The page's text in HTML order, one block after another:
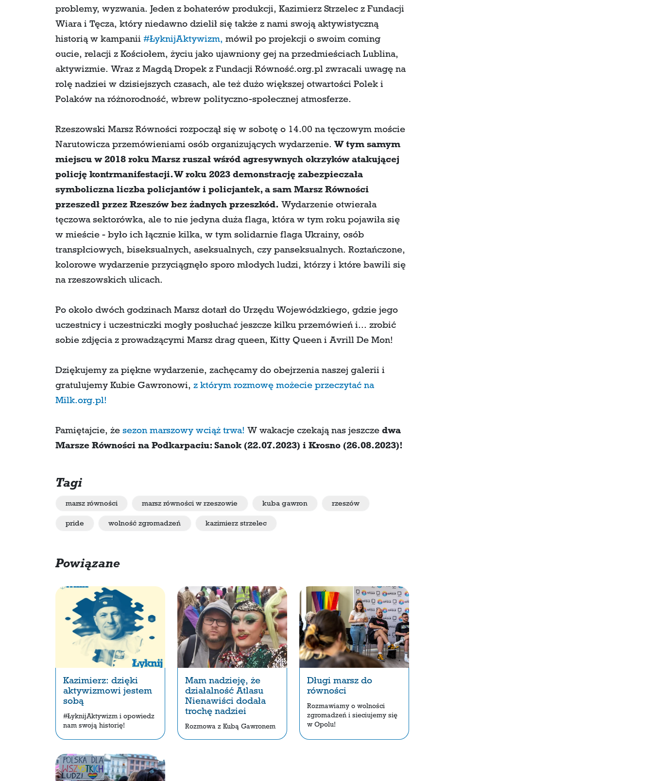
problemy, wyzwania. Jeden z bohaterów produkcji, Kazimierz Strzelec z Fundacji
Wiara i Tęcza, który niedawno dzielił się także z nami swoją aktywistyczną
historią w kampanii #ŁyknijAktywizm, mówił po projekcji o swoim coming
oucie, relacji z Kościołem, życiu jako ujawniony gej na przedmieściach Lublina,
aktywizmie. Wraz z Magdą Dropek z Fundacji Równość.org.pl zwracali uwagę na
rolę nadziei w dzisiejszych czasach, ale też dużo większej otwartości Polek i
Polaków na różnorodność, wbrew polityczno-społecznej atmosferze.
Rzeszowski Marsz Równości rozpoczął się w sobotę o 14.00 na tęczowym moście
Narutowicza przemówieniami osób organizujących wydarzenie. W tym samym
miejscu w 2018 roku Marsz ruszał wśród agresywnych okrzyków atakującej
policję kontrmanifestacji. W roku 2023 demonstrację zabezpieczała
symboliczna liczba policjantów i policjantek, a sam Marsz Równości
przeszedł przez Rzeszów bez żadnych przeszkód. Wydarzenie otwierała
tęczowa sektorówka, ale to nie jedyna duża flaga, która w tym roku pojawiła się
w mieście - było ich łącznie kilka, w tym solidarnie flaga Ukrainy, osób
transpłciowych, biseksualnych, aseksualnych, czy panseksualnych. Roztańczone,
kolorowe wydarzenie przyciągnęło sporo młodych ludzi, którzy i które bawili się
na rzeszowskich ulicach.
Po około dwóch godzinach Marsz dotarł do Urzędu Wojewódzkiego, gdzie jego
uczestnicy i uczestniczki mogły posłuchać jeszcze kilku przemówień i... zrobić
sobie zdjęcia z prowadzącymi Marsz drag queen, Kitty Queen i Avrill De Mon!
Dziękujemy za piękne wydarzenie, zachęcamy do obejrzenia naszej galerii i
gratulujemy Kubie Gawronowi, z którym rozmowę możecie przeczytać na
Milk.org.pl!
Pamiętajcie, że sezon marszowy wciąż trwa! W wakacje czekają nas jeszcze dwa
Marsze Równości na Podkarpaciu: Sanok (22.07.2023) i Krosno (26.08.2023)!
Tagi
marsz równości marsz równości w rzeszowie kuba gawron rzeszów
pride wolność zgromadzeń kazimierz strzelec
Powiązane
Kazimierz: dzięki
aktywizmowi jestem
sobą
#ŁyknijAktywizm i opowiedz
nam swoją historię!
Mam nadzieję, że
działalność Atlasu
Nienawiści dodała
trochę nadziei
Rozmowa z Kubą Gawronem
Długi marsz do
równości
Rozmawiamy o wolności
zgromadzeń i sieciujemy się
w Opolu!